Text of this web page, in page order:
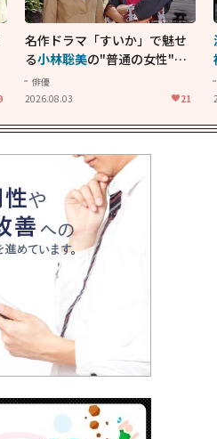
名作ドラマ「すいか」で魅せ
る小林聡美の"普通の女性"が
大人に刺さる...映画「かもめ
食堂」にも通じる静かな芝居
俳優
2026.08.03
21